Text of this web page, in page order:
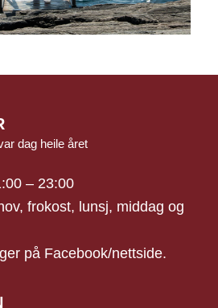
dag heile året
– 23:00
frokost, lunsj, middag og
på Facebook/nettside.